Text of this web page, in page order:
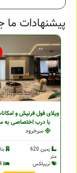
پیشنهادات
ویلای فول فرنیش و
با درب اختصاصی به
سرخرود
زمین 620
متر
بنا 420 متر
تریپلکس
4 خواب